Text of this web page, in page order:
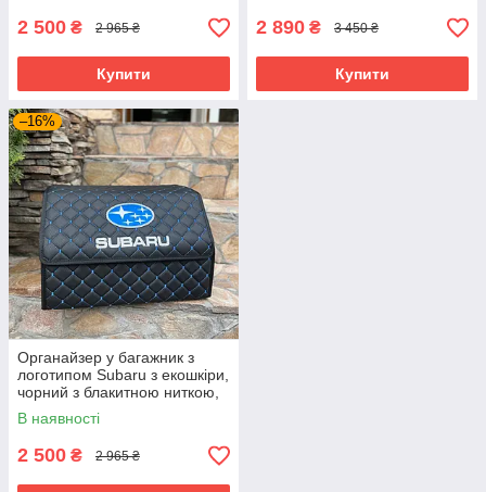
2 500 ₴ 2 965 ₴
Купити
2 890 ₴ 3 450 ₴
Купити
–16%
Органайзер у багажник з
логотипом Subaru з екошкіри,
чорний з блакитною ниткою,
50 см, сумка в багажник
В наявності
2 500 ₴ 2 965 ₴